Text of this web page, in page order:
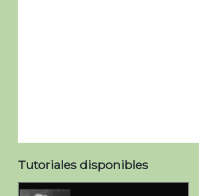
Tutoriales disponibles